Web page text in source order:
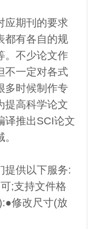
应期刊的要求
都有各自的规
。不少论文作
不一定对各式
多时候制作专
提高科学论文
译推出SCI论文
提供以下服务:
;支持文件格
修改尺寸(放